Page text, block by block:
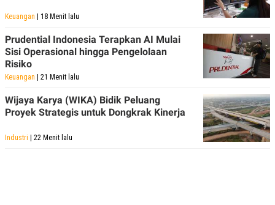
Keuangan | 18 Menit lalu
Prudential Indonesia Terapkan AI Mulai
Sisi Operasional hingga Pengelolaan
Risiko
Keuangan | 21 Menit lalu
Wijaya Karya (WIKA) Bidik Peluang
Proyek Strategis untuk Dongkrak Kinerja
Industri | 22 Menit lalu